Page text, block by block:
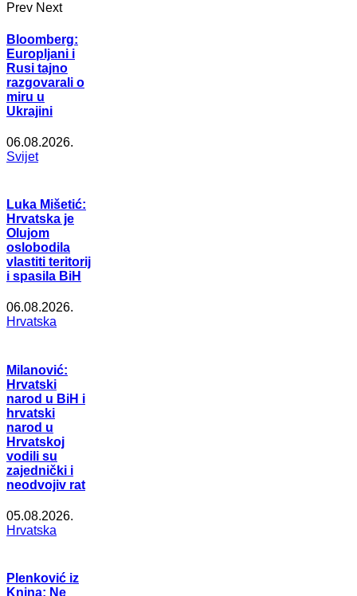
Prev Next
Bloomberg:
Europljani i
Rusi tajno
razgovarali o
miru u
Ukrajini
06.08.2026.
Svijet
Luka Mišetić:
Hrvatska je
Olujom
oslobodila
vlastiti teritorij
i spasila BiH
06.08.2026.
Hrvatska
Milanović:
Hrvatski
narod u BiH i
hrvatski
narod u
Hrvatskoj
vodili su
zajednički i
neodvojiv rat
05.08.2026.
Hrvatska
Plenković iz
Knina: Ne